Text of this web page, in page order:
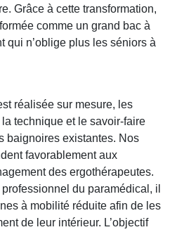
Grâce à cette transformation,
comme un grand bac à
qui n’oblige plus les séniors à
réalisée sur mesure, les
technique et le savoir-faire
baignoires existantes. Nos
favorablement aux
des ergothérapeutes.
du paramédical, il
à mobilité réduite afin de les
de leur intérieur. L’objectif